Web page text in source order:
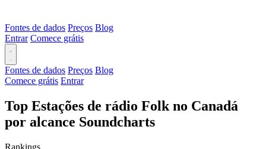
Fontes de dados Preços Blog
Entrar Comece grátis
Fontes de dados Preços Blog
Comece grátis Entrar
Top Estações de rádio Folk no Canadá
por alcance Soundcharts
Rankings